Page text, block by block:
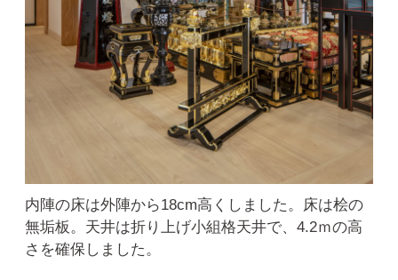
内陣の床は外陣から18cm高くしました。床は桧の
無垢板。天井は折り上げ小組格天井で、4.2ｍの高
さを確保しました。